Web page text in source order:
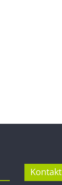
Kontakt